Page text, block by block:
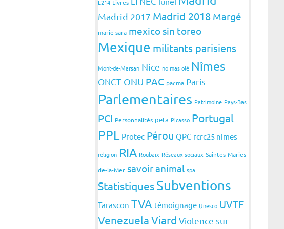
L214 Livres
Madrid 2017 Madrid 2018 Margé
marie sara mexico sin toreo
Mexique militants parisiens
Mont-de-Marsan Nice no mas olé Nîmes
ONCT ONU PAC pacma Paris
Parlementaires Patrimoine Pays-Bas
PCI Personnalités peta Picasso Portugal
PPL Protec Pérou QPC rcrc25 nimes
religion RIA Roubaix Réseaux sociaux Saintes-Maries-
de-la-Mer savoir animal spa
StatistiquesSubventions
Tarascon TVA témoignage Unesco UVTF
VenezuelaViard Violence sur